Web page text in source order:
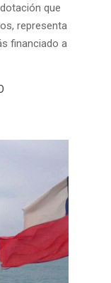
que
representa
financiado a